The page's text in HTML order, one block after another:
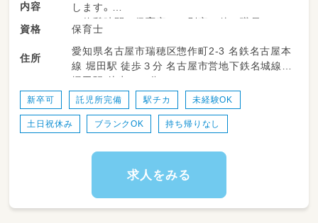
内容
します。
＊休憩時間は保育室とは別室で他の職員とティ
ータイムを楽しみながら１時間しっかりと過ご
せます。
資格 保育士
住所
愛知県名古屋市瑞穂区惣作町2-3 名鉄名古屋本
線 堀田駅 徒歩３分 名古屋市営地下鉄名城線
堀田駅 徒歩１０分
新卒可 託児所完備 駅チカ 未経験OK
土日祝休み ブランクOK 持ち帰りなし
求人をみる